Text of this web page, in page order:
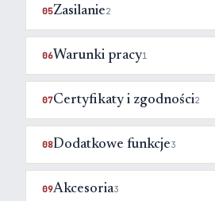
05Zasilanie2
06Warunki pracy1
07Certyfikaty i zgodności2
08Dodatkowe funkcje3
09Akcesoria3